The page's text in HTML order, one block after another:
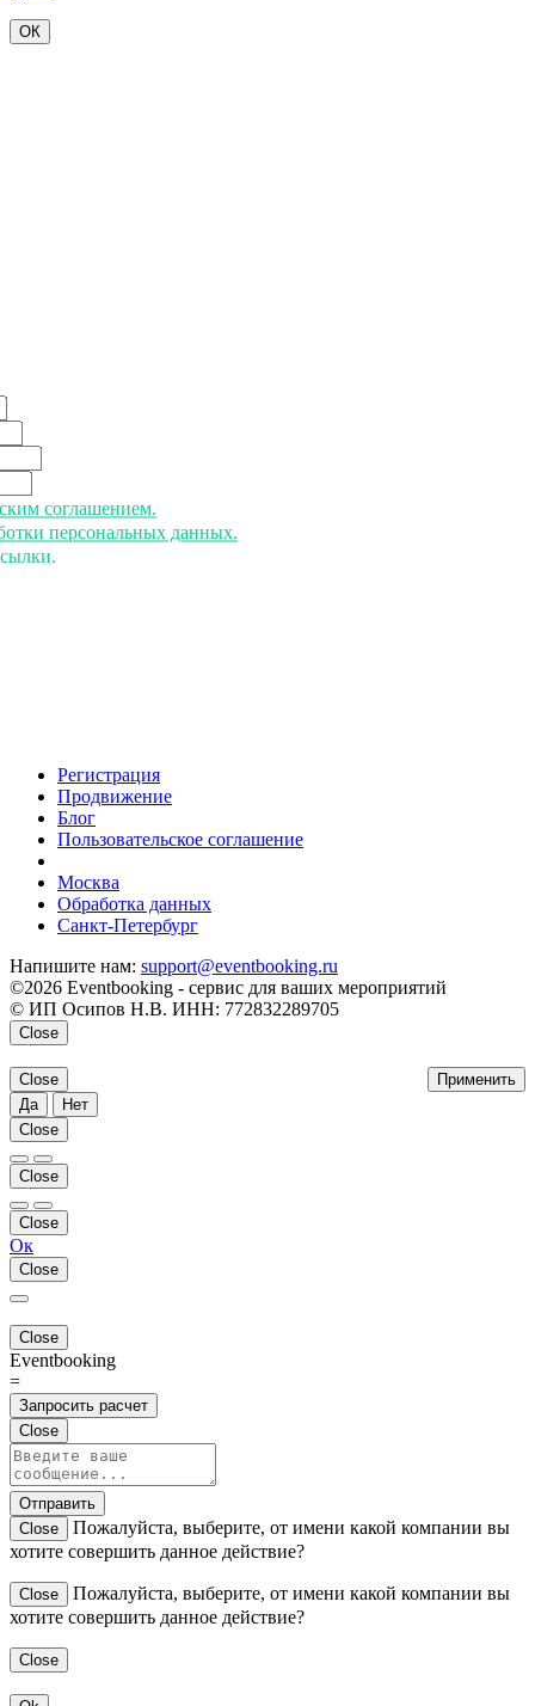
ОК
соглашением.
персональных данных.
Регистрация
Продвижение
Блог
Пользовательское соглашение
Москва
Обработка данных
Санкт-Петербург
Напишите нам: support@eventbooking.ru
©2026 Eventbooking - сервис для ваших мероприятий
© ИП Осипов Н.В. ИНН: 772832289705
Close
Применить
Close
Да
Нет
Close
Close
Close
Ок
Close
Close
Eventbooking
=
Запросить расчет
Close
Отправить
Close
Пожалуйста, выберите, от имени какой компании вы
хотите совершить данное действие?
Close
Пожалуйста, выберите, от имени какой компании вы
хотите совершить данное действие?
Close